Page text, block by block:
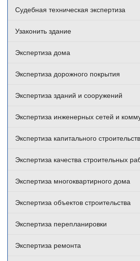
Судебная техническая экспертиза
Узаконить здание
Экспертиза дома
Экспертиза дорожного покрытия
Экспертиза зданий и сооружений
Экспертиза инженерных сетей и
Экспертиза капитального
Экспертиза качества строительных
Экспертиза многоквартирного дома
Экспертиза объектов строительства
Экспертиза перепланировки
Экспертиза ремонта